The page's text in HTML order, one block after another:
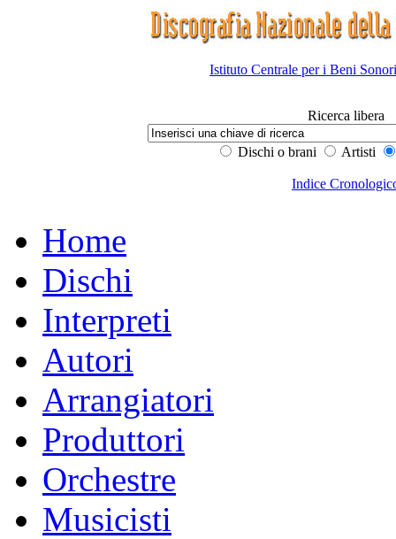
Istituto Centrale per i Beni
Ricerca libera
Dischi o brani Artisti
Indice
Home
Dischi
Interpreti
Autori
Arrangiatori
Produttori
Orchestre
Musicisti